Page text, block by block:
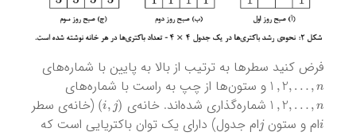
فرض کنید سطر‌ها به ترتیب از بالا به پایین با شماره‌های
1 2
,
…
,
n و ستون‌ها از چپ به راست با شماره‌های 1, 2
,
…
,
n شماره‌گذاری شده‌اند. خانه‌ی (
i,j
) (خانه‌ی سطر iام و ستونjام جدول) دارای یک توان باکتریایی است که